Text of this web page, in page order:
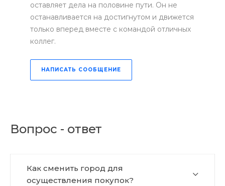
оставляет дела на половине пути. Он не
останавливается на достигнутом и движется
только вперед вместе с командой отличных
коллег.
НАПИСАТЬ СООБЩЕНИЕ
Вопрос - ответ
Как сменить город для
осуществления покупок?